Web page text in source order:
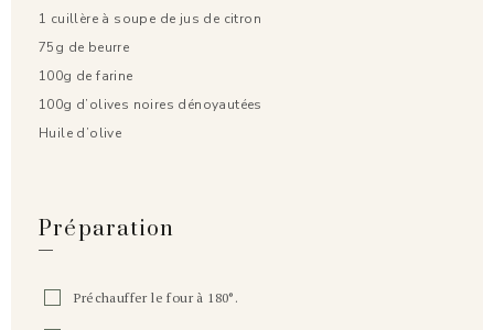
1 cuillère à soupe de jus de citron
75g de beurre
100g de farine
100g d’olives noires dénoyautées
Huile d’olive
Préparation
Préchauffer le four à 180°.